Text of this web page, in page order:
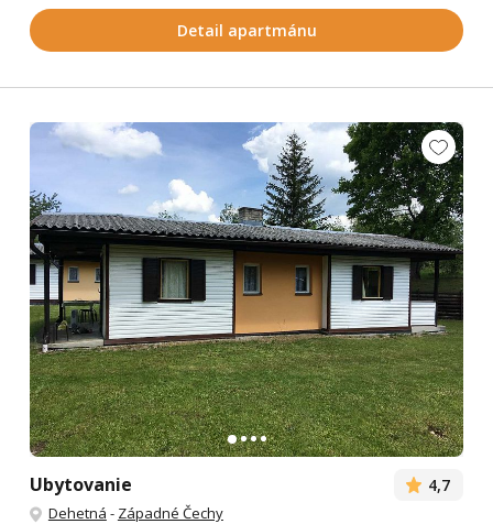
Detail apartmánu
Ubytovanie 4,7
Dehetná - Západné Čechy